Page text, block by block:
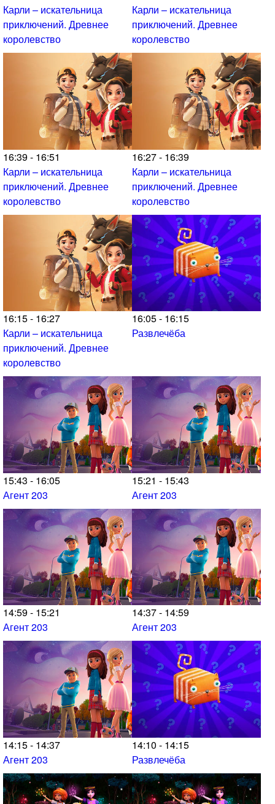
Карли – искательница
приключений. Древнее
королевство
Карли – искательница
приключений. Древнее
королевство
16:39 - 16:51
Карли – искательница
приключений. Древнее
королевство
16:27 - 16:39
Карли – искательница
приключений. Древнее
королевство
16:15 - 16:27
Карли – искательница
приключений. Древнее
королевство
16:05 - 16:15
Развлечёба
15:43 - 16:05
Агент 203
15:21 - 15:43
Агент 203
14:59 - 15:21
Агент 203
14:37 - 14:59
Агент 203
14:15 - 14:37
Агент 203
14:10 - 14:15
Развлечёба